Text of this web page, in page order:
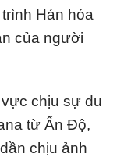
Hán hóa
của người
chịu sự du
từ Ấn Độ,
chịu ảnh